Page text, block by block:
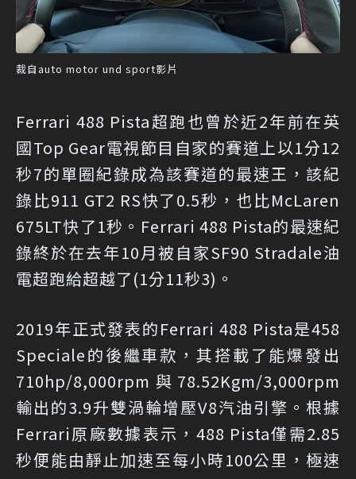
裁自auto motor und sport影片
Ferrari 488 Pista超跑也曾於近2年前在英
國Top Gear電視節目自家的賽道上以1分12
秒7的單圈紀錄成為該賽道的最速王，該紀
錄比911 GT2 RS快了0.5秒，也比McLaren
675LT快了1秒。Ferrari 488 Pista的最速紀
錄終於在去年10月被自家SF90 Stradale油
電超跑給超越了(1分11秒3)。
2019年正式發表的Ferrari 488 Pista是458
Speciale的後繼車款，其搭載了能爆發出
710hp/8,000rpm與78.52Kgm/3,000rpm
輸出的3.9升雙渦輪增壓V8汽油引擎。根據
Ferrari原廠數據表示，488 Pista僅需2.85
秒便能由靜止加速至每小時100公里，極速